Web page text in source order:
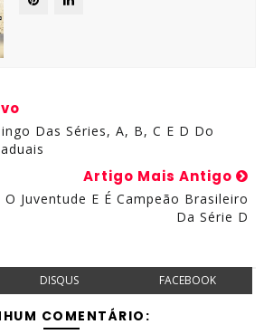
Das Séries, A, B, C E D Do
Artigo Mais Antigo
Juventude E É Campeão Brasileiro
Da Série D
DISQUS FACEBOOK
COMENTÁRIO: